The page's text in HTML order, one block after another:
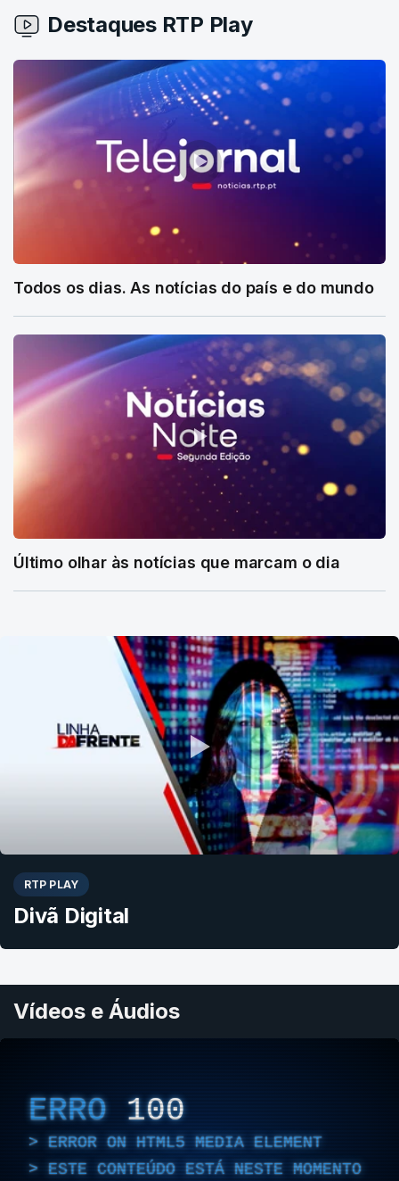
Destaques RTP Play
Todos os dias. As notícias do país e do mundo
Último olhar às notícias que marcam o dia
RTP PLAY
Divã Digital
Vídeos e Áudios
ERRO 100
ERROR ON HTML5 MEDIA ELEMENT
ESTE CONTEÚDO ESTÁ NESTE MOMENTO